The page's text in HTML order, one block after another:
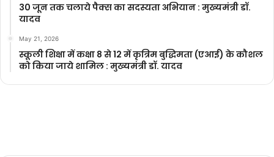
30 जून तक चलाये पैक्स का सदस्यता अभियान : मुख्यमंत्री डॉ.
यादव
May 21, 2026
स्कूली शिक्षा में कक्षा 8 से 12 में कृ‍त्रिम बुद्धिमता (एआई) के कौशल
को किया जाये शामिल : मुख्यमंत्री डॉ. यादव